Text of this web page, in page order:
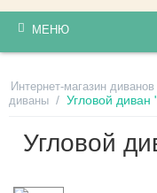
МЕНЮ
Интернет-магазин
диваны / Угловой диван
Угловой